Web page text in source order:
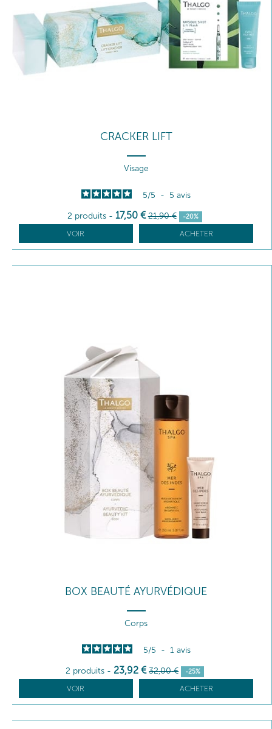
CRACKER LIFT
Visage
5/5 - 5 avis
2 produits - 17,50 € 21,90 € -20%
VOIR ACHETER
BOX BEAUTÉ AYURVÉDIQUE
Corps
5/5 - 1 avis
2 produits - 23,92 € 32,00 € -25%
VOIR ACHETER